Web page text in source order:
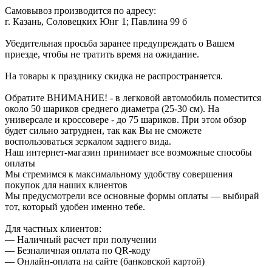
Самовывоз производится по адресу:
г. Казань, Соловецких Юнг 1; Павлина 99 б
Убедительная просьба заранее предупреждать о Вашем
приезде, чтобы не тратить время на ожидание.
На товары к празднику скидка не распространяется.
Обратите ВНИМАНИЕ! - в легковой автомобиль поместится
около 50 шариков среднего диаметра (25-30 см). На
универсале и кроссовере - до 75 шариков. При этом обзор
будет сильно затруднен, так как Вы не сможете
воспользоваться зеркалом заднего вида.
Наш интернет-магазин принимает все возможные способы
оплаты
Мы стремимся к максимальному удобству совершения
покупок для наших клиентов
Мы предусмотрели все основные формы оплаты — выбирай
тот, который удобен именно тебе.
Для частных клиентов:
— Наличный расчет при получении
— Безналичная оплата по QR-коду
— Онлайн-оплата на сайте (банковской картой)